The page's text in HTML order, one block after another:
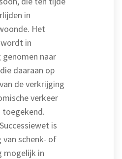
in
Het
in
naar
daaraan op
de verkrijging
verkeer
toegekend.
is
van schenk- of
mogelijk in